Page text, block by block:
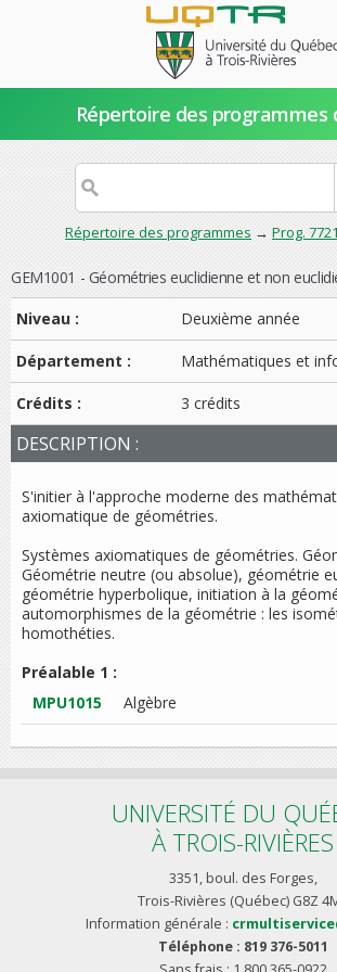
Répertoire des programmes
Répertoire des programmes → Prog. 7721
GEM1001 - Géométries euclidienne et non
Niveau :
Deuxième année
Département : Mathématiques et
Crédits : 3 crédits
DESCRIPTION :
S'initier à l'approche moderne des
axiomatique de géométries.
Systèmes axiomatiques de géométries.
Géométrie neutre (ou absolue), géométrie
géométrie hyperbolique, initiation à la
automorphismes de la géométrie : les
homothéties.
Préalable 1 :
MPU1015
Algèbre
UNIVERSITÉ DU
À TROIS-RIVIÈRES
3351, boul. des Forges,
Trois-Rivières (Québec) G8Z
Information générale :
Téléphone : 819 376-5011